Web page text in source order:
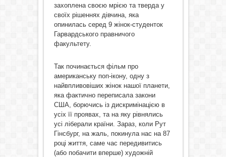
захоплена своєю мрією та тверда у
своїх рішеннях дівчина, яка
опинилась серед 9 жінок-студенток
Гарвардського правничого
факультету.
Так починається фільм про
американську поп-ікону, одну з
найвпливовіших жінок нашої планети,
яка фактично переписала закони
США, борючись із дискримінацією в
усіх її проявах, та на яку рівнялись
усі ліберали країни. Зараз, коли Рут
Гінсбург, на жаль, покинула нас на 87
році життя, саме час передивитись
(або побачити вперше) художній